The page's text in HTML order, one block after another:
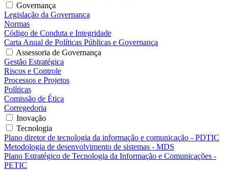
Governança
Legislação da Governança
Normas
Código de Conduta e Integridade
Carta Anual de Políticas Públicas e Governança
Assessoria de Governança
Gestão Estratégica
Riscos e Controle
Processos e Projetos
Políticas
Comissão de Ética
Corregedoria
Inovação
Tecnologia
Plano diretor de tecnologia da informação e comunicação - PDTIC
Metodologia de desenvolvimento de sistemas - MDS
Plano Estratégico de Tecnologia da Informação e Comunicações -
PETIC